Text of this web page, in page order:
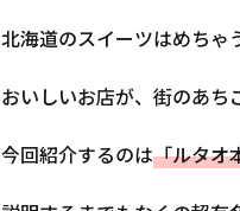
北海道のスイーツはめちゃ
おいしいお店が、街のあち
今回紹介するのは「ルタオ